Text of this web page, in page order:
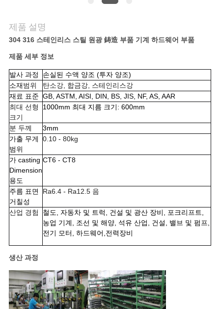
와
연
락
뉴
스
인
용
을
요
하
십
시
제품 설명
304 316 스테인리스 스틸 원광 鋳造 부품 기계 하드웨어 부품
제품 세부 정보
발사 과정
손실된 수액 양조 (투자 양조)
소재범위
탄소강, 합금강, 스테인리스강
재료 표준 GB, ASTM, AISI, DIN, BS, JIS, NF, AS, AAR
최대 선형
크기
1000mm 최대 지름 크기: 600mm
분 두께
3mm
가출 무게
범위
0.10 - 80kg
가 casting
Dimension
용도
CT6 - CT8
주름 표면
거칠성
Ra6.4 - Ra12.5 음
산업 경험
철도, 자동차 및 트럭, 건설 및 광산 장비, 포크리프트,
농업 기계, 조선 및 해양, 석유 산업, 건설, 밸브 및 펌프,
전기 모터, 하드웨어,전력장비
생산 과정